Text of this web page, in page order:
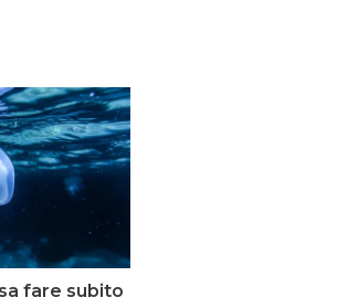
fare subito